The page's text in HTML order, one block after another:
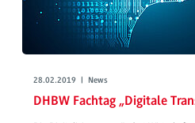
28.02.2019 | News
DHBW Fachtag „Digitale